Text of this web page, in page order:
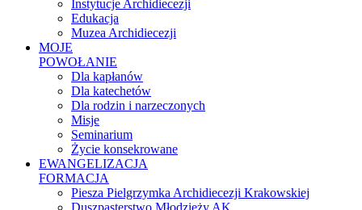
Instytucje Archidiecezji
Edukacja
Muzea Archidiecezji
MOJE
POWOŁANIE
Dla kapłanów
Dla katechetów
Dla rodzin i narzeczonych
Misje
Seminarium
Życie konsekrowane
EWANGELIZACJA
FORMACJA
Piesza Pielgrzymka Archidiecezji Krakowskiej
Duszpasterstwo Młodzieży AK